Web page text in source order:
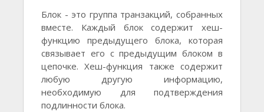
Блок - это группа транзакций, собранных
вместе. Каждый блок содержит хеш-
функцию предыдущего блока, которая
связывает его с предыдущим блоком в
цепочке. Хеш-функция также содержит
любую другую информацию,
необходимую для подтверждения
подлинности блока.